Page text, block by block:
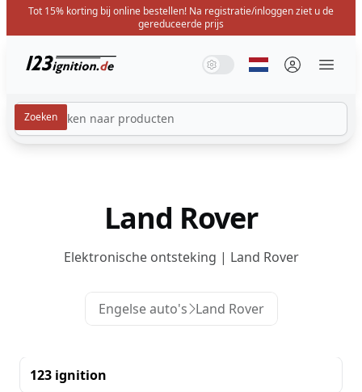
Tot 15% korting bij online bestellen! Na registratie/inloggen ziet u de
gereduceerde prijs
123ignition.de Systeemmodus
Lichte modus
Donkere modus
Selecteer taal
Land Rover
Elektronische ontsteking | Land Rover
Engelse auto's Land Rover
123 ignition